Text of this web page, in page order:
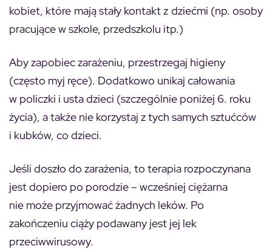
kobiet, które mają stały kontakt z dziećmi (np. osoby
pracujące w szkole, przedszkolu itp.)
Aby zapobiec zarażeniu, przestrzegaj higieny
(często myj ręce). Dodatkowo unikaj całowania
w policzki i usta dzieci (szczególnie poniżej 6. roku
życia), a także nie korzystaj z tych samych sztućców
i kubków, co dzieci.
Jeśli doszło do zarażenia, to terapia rozpoczynana
jest dopiero po porodzie – wcześniej ciężarna
nie może przyjmować żadnych leków. Po
zakończeniu ciąży podawany jest jej lek
przeciwwirusowy.